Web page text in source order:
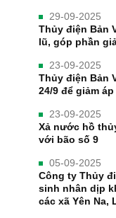
29-09-2025
Thủy điện Bản
lũ, góp phần
23-09-2025
Thủy điện Bản
24/9 để giảm
23-09-2025
Xả nước hồ
với bão số 9
05-09-2025
Công ty Thủy
sinh nhân dịp
các xã Yên Na,